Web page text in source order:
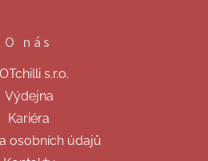
O nás
s.r.o.
Výdejna
Kariéra
osobních údajů